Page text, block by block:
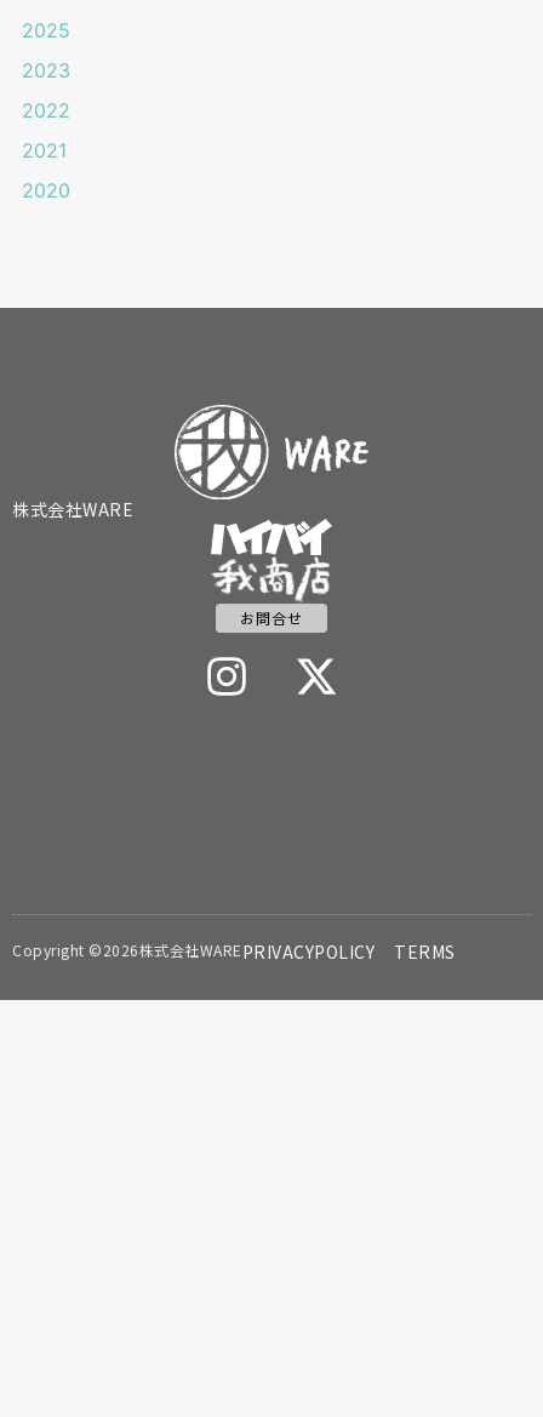
2025
2023
2022
2021
2020
株式会社WARE
お問合せ
Copyright ©2026株式会社WAREPRIVACYPOLICY TERMS